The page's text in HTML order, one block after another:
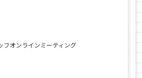
フオンラインミーティング